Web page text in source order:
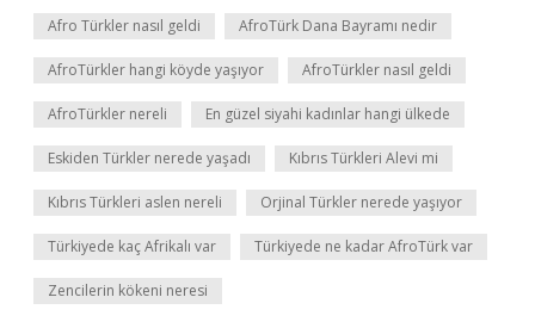
Afro Türkler nasıl geldi AfroTürk Dana Bayramı nedir
AfroTürkler hangi köyde yaşıyor AfroTürkler nasıl geldi
AfroTürkler nereli En güzel siyahi kadınlar hangi ülkede
Eskiden Türkler nerede yaşadı Kıbrıs Türkleri Alevi mi
Kıbrıs Türkleri aslen nereli Orjinal Türkler nerede yaşıyor
Türkiyede kaç Afrikalı var Türkiyede ne kadar AfroTürk var
Zencilerin kökeni neresi